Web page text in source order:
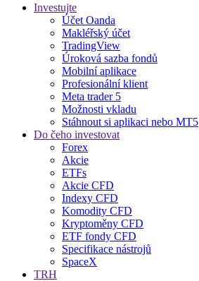
Investujte
Účet Oanda
Makléřský účet
TradingView
Úroková sazba fondů
Mobilní aplikace
Profesionální klient
Meta trader 5
Možnosti vkladu
Stáhnout si aplikaci nebo MT5
Do čeho investovat
Forex
Akcie
ETFs
Akcie CFD
Indexy CFD
Komodity CFD
Kryptoměny CFD
ETF fondy CFD
Specifikace nástrojů
SpaceX
TRH